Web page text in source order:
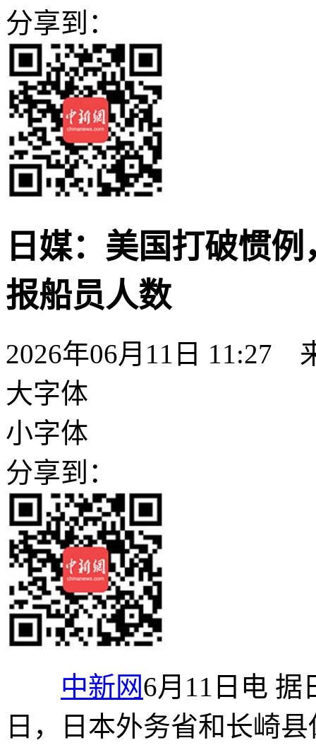
分享到：
日媒：美国打破惯
报船员人数
2026年06月11日 11:27
大字体
小字体
分享到：
中新网6月11日电 据
日，日本外务省和长崎